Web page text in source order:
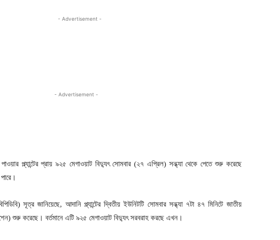
- Advertisement -
- Advertisement -
প্ল্যান্টের প্রায় ৯২৫ মেগাওয়াট বিদ্যুৎ সোমবার (২৭ এপ্রিল) সন্ধ্যা থেকে পেতে শুরু করেছে
সূত্র জানিয়েছে, আদানি প্ল্যান্টের দ্বিতীয় ইউনিটটি সোমবার সন্ধ্যা ৭টা ৪৭ মিনিটে জাতীয়
শুরু করেছে। বর্তমানে এটি ৯২৫ মেগাওয়াট বিদ্যুৎ সরবরাহ করছে এখন।